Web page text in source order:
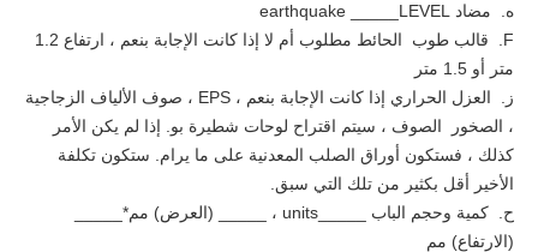
ه. مضاد earthquake _____LEVEL
F. قالب طوب الحائط مطلوب أم لا إذا كانت الإجابة بنعم ، ارتفاع 1.2
متر أو 1.5 متر
ز. العزل الحراري إذا كانت الإجابة بنعم ، EPS ، صوف الألياف الزجاجية
، الصخور الصوف ، سيتم اقتراح لوحات شطيرة بو. إذا لم يكن الأمر
كذلك ، فستكون أوراق الصلب المعدنية على ما يرام. ستكون تكلفة
الأخير أقل بكثير من تلك التي سبق.
ح. كمية وحجم الباب _____units ، _____ (العرض) مم*_____
(الارتفاع) مم